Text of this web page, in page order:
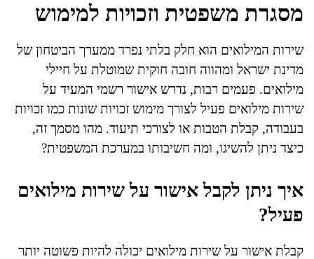
מסגרת משפטית וזכויות למימוש
שירות המילואים הוא חלק בלתי נפרד ממערך הביטחון של
מדינת ישראל ומהווה חובה חוקית שמוטלת על חיילי
מילואים. פעמים רבות, נדרש אישור רשמי המעיד על
שירות מילואים פעיל לצורך מימוש זכויות שונות כמו זכויות
בעבודה, קבלת הטבות או לצורכי תיעוד. מהו מסמך זה,
כיצד ניתן להשיגו, ומה חשיבותו במערכת המשפטית?
איך ניתן לקבל אישור על שירות מילואים
פעיל?
קבלת אישור על שירות מילואים יכולה להיות פשוטה יותר